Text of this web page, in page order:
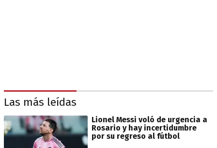
Las más leídas
Lionel Messi voló de urgencia a
Rosario y hay incertidumbre
por su regreso al fútbol